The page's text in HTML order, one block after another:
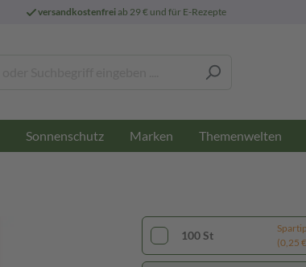
versandkostenfreiab 29 € und für E-Rezepte
Sonnenschutz Marken Themenwelten
100 St
(0,25